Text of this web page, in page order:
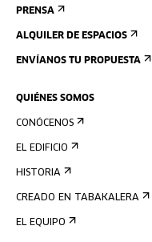
PRENSA
ALQUILER DE ESPACIOS
ENVÍANOS TU PROPUESTA
QUIÉNES SOMOS
CONÓCENOS
EL EDIFICIO
HISTORIA
CREADO EN TABAKALERA
EL EQUIPO